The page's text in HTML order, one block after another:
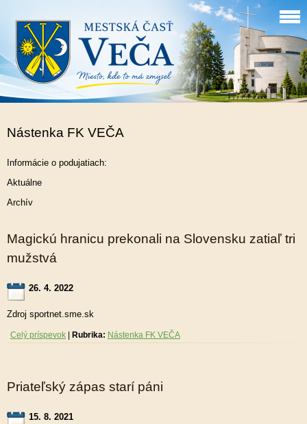
Nástenka FK VEČA
Informácie o podujatiach:
Aktuálne
Archív
Magickú hranicu prekonali na Slovensku zatiaľ tri
mužstvá
26. 4. 2022
Zdroj sportnet.sme.sk
Celý príspevok Rubrika: Nástenka FK VEČA
Priateľský zápas starí páni
15. 8. 2021